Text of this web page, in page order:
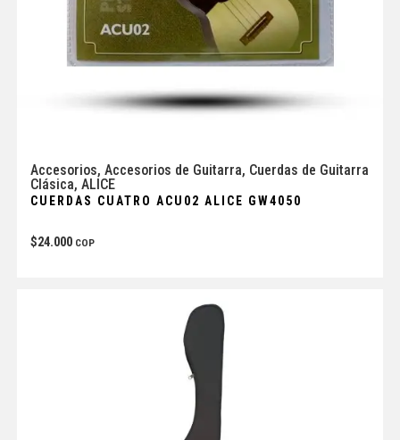
Accesorios, Accesorios de Guitarra, Cuerdas de Guitarra
Clásica, ALICE
CUERDAS CUATRO ACU02 ALICE GW4050
$24.000 COP